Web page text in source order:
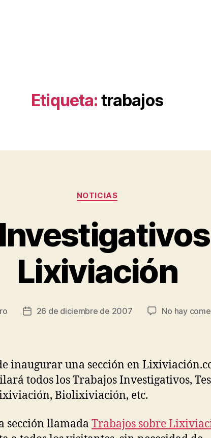
Etiqueta: trabajos
Categorías
NOTICIAS
Lixiviación
Fecha26 de diciembre de 2007 No hay
inaugurar una sección en
todos los Trabajos Investigativos,
Biolixiviación, etc.
sección llamada Trabajos sobre